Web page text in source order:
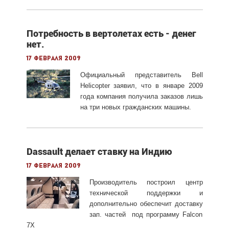
Потребность в вертолетах есть - денег
нет.
17 февраля 2009
Официальный представитель Bell
Helicopter заявил, что в январе 2009
года компания получила заказов лишь
на три новых гражданских машины.
Dassault делает ставку на Индию
17 февраля 2009
Производитель построил центр
технической поддержки и
дополнительно обеспечит доставку
зап. частей под программу Falcon
7X